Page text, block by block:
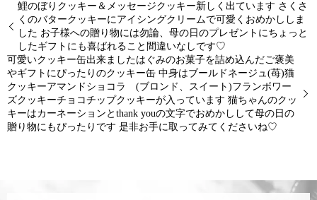
鯉のぼりクッキー＆メッセージクッキー新しく出ています さくさ
くのバタークッキーにアイシングクリームで可愛くおめかししま
した お子様への贈り物には勿論、母の日のプレゼントにちょっと
したギフトにも喜ばれること間違いなしです♡
可愛いクッキー缶出来ましたはぐみのお菓子を詰め込んだご褒美
やギフトにぴったりのクッキー缶 中身は︎ブールドネージュ(苺)︎猫
クッキー︎アマンドショコラ (ブロンド、スイート)︎フランボワー
ズクッキー︎チョコチップクッキーが入っています 猫ちゃんのクッ
キーはカーネーションとthank youの文字でおめかしして母の日の
贈り物にもぴったりです 是非お手に取ってみてくださいね♡